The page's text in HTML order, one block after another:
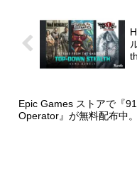
Epic Games ストアで『
Operator』が無料配布中。